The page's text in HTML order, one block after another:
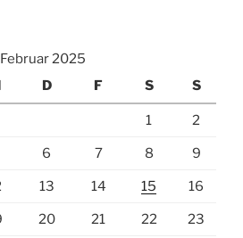
Februar 2025
D F S S
1 2
6 7 8 9
13 14 15 16
20 21 22 23